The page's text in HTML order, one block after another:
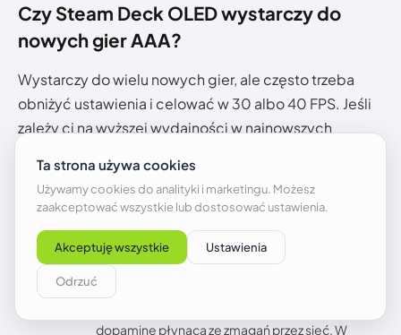
Czy Steam Deck OLED wystarczy do
nowych gier AAA?
Wystarczy do wielu nowych gier, ale często trzeba
obniżyć ustawienia i celować w 30 albo 40 FPS. Jeśli
zależy ci na wyższej wydajności w najnowszych
Artur Łokietek
Gracz z pasji i zamiłowania. Uwielbia staroszkolne
dopaminę płynącą ze zmagań przez sieć. W